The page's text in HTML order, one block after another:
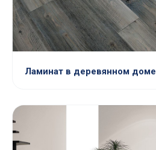
Ламинат в деревянном доме